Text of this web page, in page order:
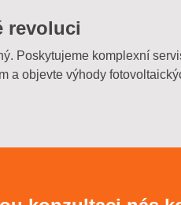
revoluci
Poskytujeme komplexní
a objevte výhody